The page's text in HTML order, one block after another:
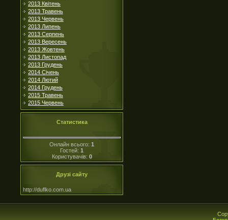
2013 Квітень
2013 Травень
2013 Червень
2013 Липень
2013 Серпень
2013 Вересень
2013 Жовтень
2013 Листопад
2013 Грудень
2014 Січень
2014 Лютий
2014 Грудень
2015 Травень
2015 Червень
Статистика
Онлайн всього: 1
Гостей: 1
Користувачів: 0
Друзі сайту
http://duflko.com.ua